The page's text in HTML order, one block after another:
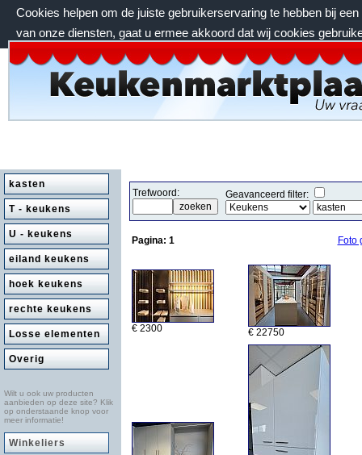
Cookies helpen om de juiste gebruikerservaring te hebben bij
van onze diensten, gaat u ermee akkoord dat wij cookies
zaterdag 8 augustus 2026, 01:02 uur
kasten
T - keukens
U - keukens
eiland keukens
hoek keukens
rechte keukens
Losse elementen
Overig
Wilt u ook uw producten
aanbieden op deze site? Klik
op onderstaande knop voor
meer informatie!
Winkeliers
Trefwoord: Geavanceerd filter:
Pagina: 1 Foto
€ 2300 € 22750